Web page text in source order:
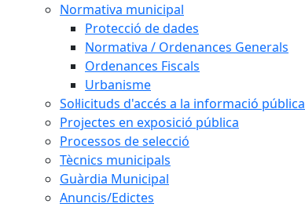
Normativa municipal
Protecció de dades
Normativa / Ordenances Generals
Ordenances Fiscals
Urbanisme
Sol·licituds d'accés a la informació pública
Projectes en exposició pública
Processos de selecció
Tècnics municipals
Guàrdia Municipal
Anuncis/Edictes